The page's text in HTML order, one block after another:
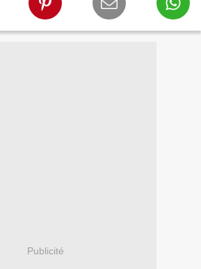
Publicité